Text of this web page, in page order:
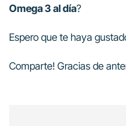
Omega 3 al día?
Espero que te haya
Comparte! Gracias de